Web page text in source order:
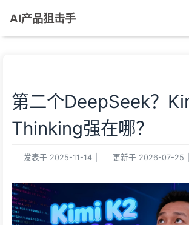
AI产品狙击手
第二个DeepSeek？
Thinking强在哪？
发表于 2025-11-14 更新于 2026-07-25